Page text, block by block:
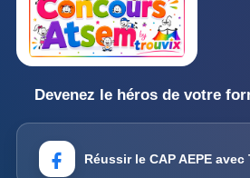
Devenez le héros de votre
Réussir le CAP AEPE